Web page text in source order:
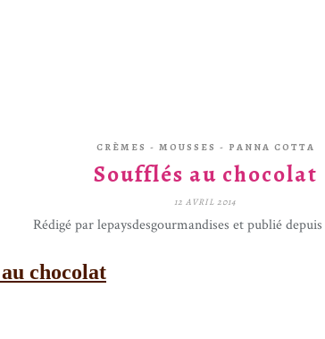
CRÈMES - MOUSSES - PANNA COTTA
Soufflés au chocolat
12 AVRIL 2014
Rédigé par lepaysdesgourmandises et publié
chocolat